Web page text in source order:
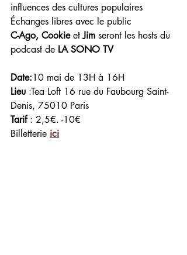
influences des cultures populaires
Échanges libres avec le public
C-Ago, Cookie et Jim seront les hosts du
podcast de LA SONO TV
Date:10 mai de 13H à 16H
Lieu :Tea Loft 16 rue du Faubourg Saint-
Denis, 75010 Paris
Tarif : 2,5€. -10€
Billetterie ici